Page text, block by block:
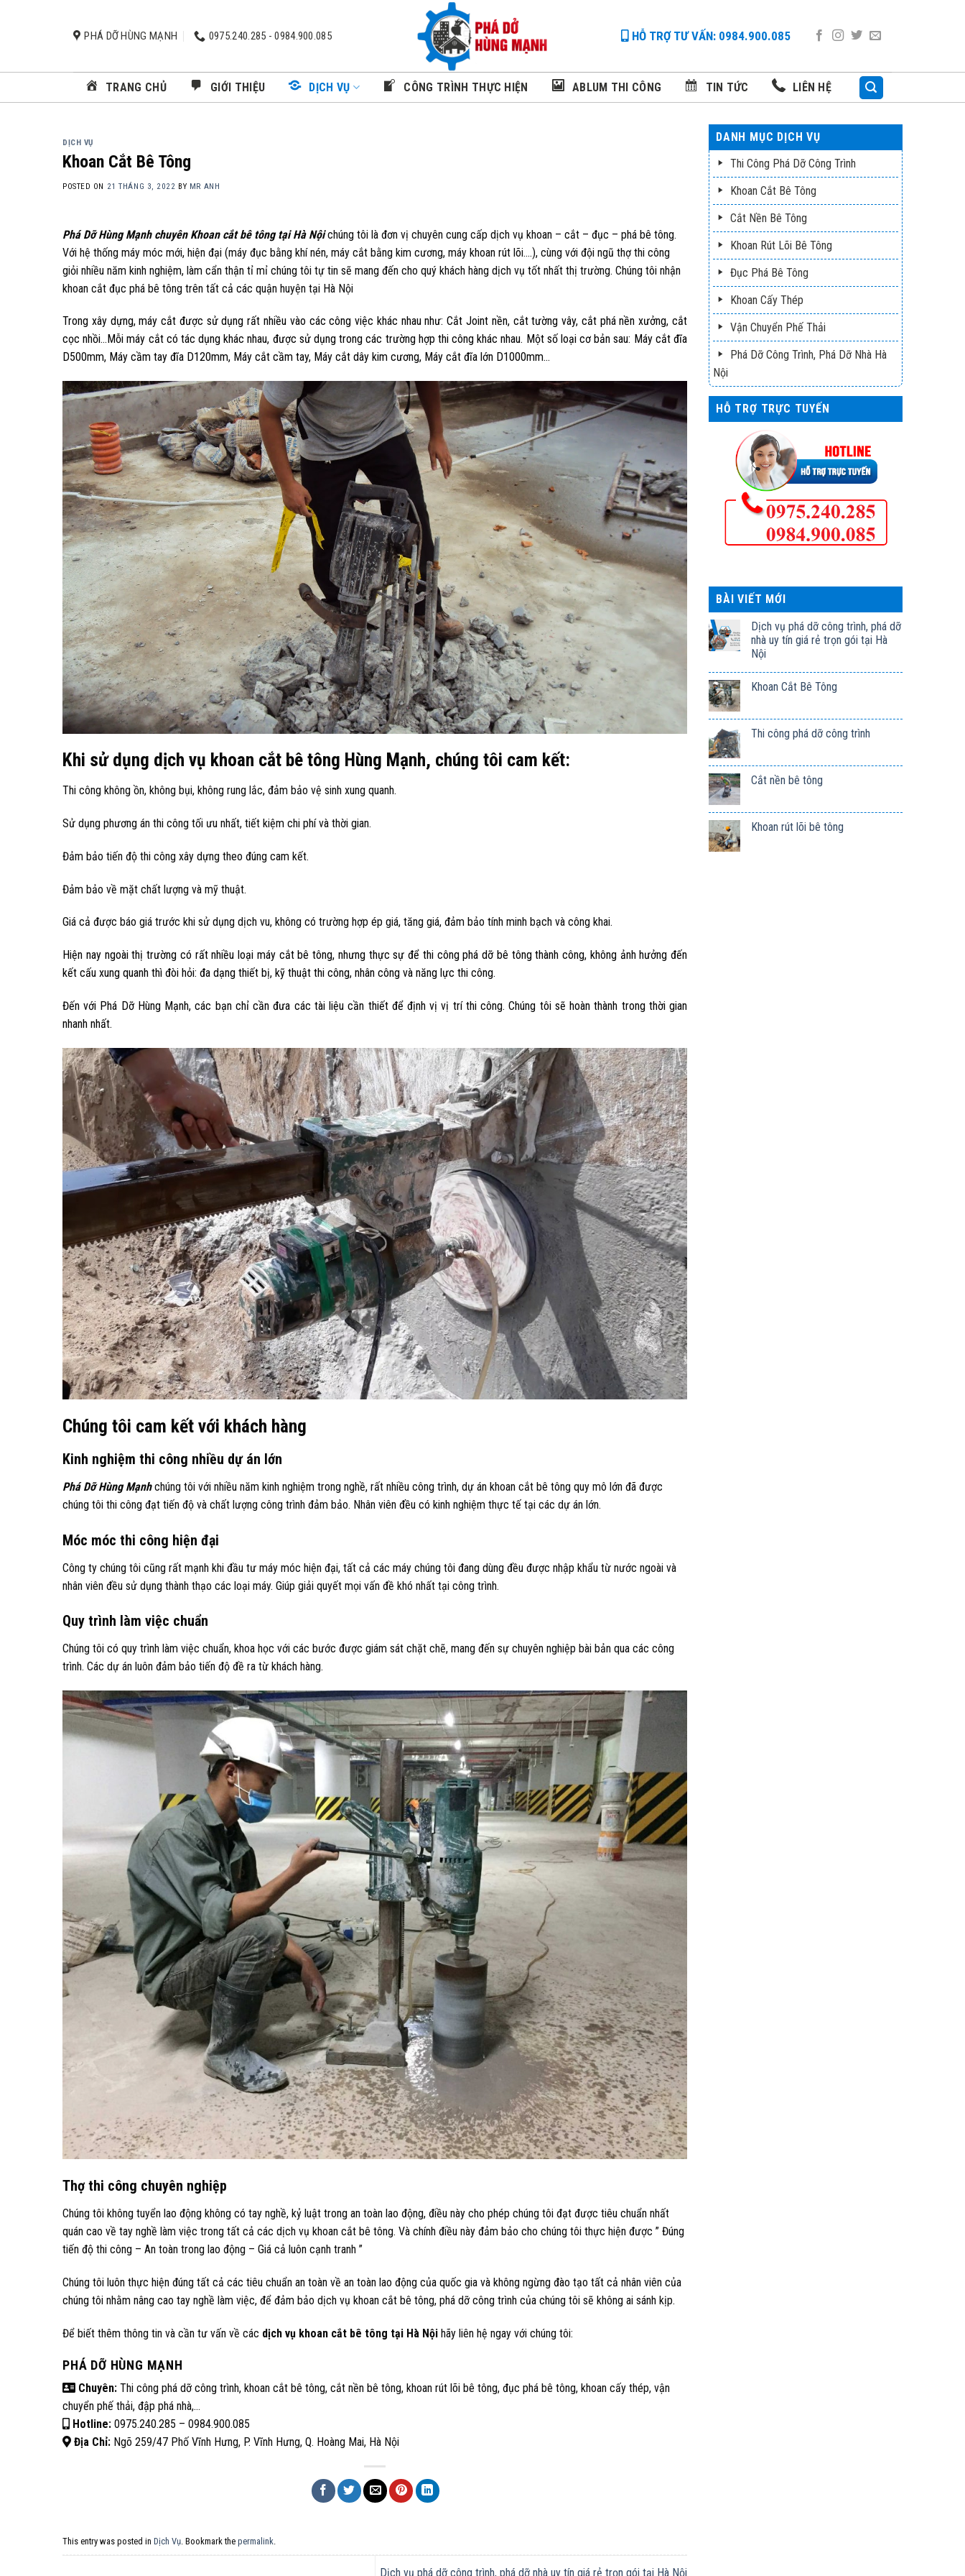
PHÁ DỠ HÙNG MẠNH 0975.240.285 - 0984.900.085 HỖ TRỢ TƯ VẤN: 0984.900.085
TRANG CHỦ GIỚI THIỆU DỊCH VỤ CÔNG TRÌNH THỰC HIỆN ABLUM THI CÔNG TIN TỨC LIÊN HỆ
DỊCH VỤ
Khoan Cắt Bê Tông
POSTED ON 21 THÁNG 3, 2022 BY MR ANH
Phá Dỡ Hùng Mạnh chuyên Khoan cắt bê tông tại Hà Nộichúng tôi là đơn vị chuyên cung cấp dịch vụ khoan – cắt – đục – phá bê tông.
Với hệ thống máy móc mới, hiện đại (máy đục bằng khí nén, máy cắt bằng kim cương, máy khoan rút lõi….), cùng với đội ngũ thợ thi công
giỏi nhiều năm kinh nghiệm, làm cẩn thận tỉ mỉ chúng tôi tự tin sẽ mang đến cho quý khách hàng dịch vụ tốt nhất thị trường. Chúng tôi nhận
khoan cắt đục phá bê tông trên tất cả các quận huyện tại Hà Nội
Trong xây dựng, máy cắt được sử dụng rất nhiều vào các công việc khác nhau như: Cắt Joint nền, cắt tường vây, cắt phá nền xưởng, cắt
cọc nhồi…Mỗi máy cắt có tác dụng khác nhau, được sử dụng trong các trường hợp thi công khác nhau. Một số loại cơ bản sau: Máy cắt đĩa
D500mm, Máy cầm tay đĩa D120mm, Máy cắt cầm tay, Máy cắt dây kim cương, Máy cắt đĩa lớn D1000mm…
Khi sử dụng dịch vụ khoan cắt bê tông Hùng Mạnh, chúng tôi cam kết:
Thi công không ồn, không bụi, không rung lắc, đảm bảo vệ sinh xung quanh.
Sử dụng phương án thi công tối ưu nhất, tiết kiệm chi phí và thời gian.
Đảm bảo tiến độ thi công xây dựng theo đúng cam kết.
Đảm bảo về mặt chất lượng và mỹ thuật.
Giá cả được báo giá trước khi sử dụng dịch vu, không có trường hợp ép giá, tăng giá, đảm bảo tính minh bạch và công khai.
Hiện nay ngoài thị trường có rất nhiều loại máy cắt bê tông, nhưng thực sự để thi công phá dỡ bê tông thành công, không ảnh hưởng đến
kết cấu xung quanh thì đòi hỏi: đa dạng thiết bị, kỹ thuật thi công, nhân công và năng lực thi công.
Đến với Phá Dỡ Hùng Mạnh, các bạn chỉ cần đưa các tài liệu cần thiết để định vị vị trí thi công. Chúng tôi sẽ hoàn thành trong thời gian
nhanh nhất.
Chúng tôi cam kết với khách hàng
Kinh nghiệm thi công nhiều dự án lớn
Phá Dỡ Hùng Mạnhchúng tôi với nhiều năm kinh nghiệm trong nghề, rất nhiều công trình, dự án khoan cắt bê tông quy mô lớn đã được
chúng tôi thi công đạt tiến độ và chất lượng công trình đảm bảo. Nhân viên đều có kinh nghiệm thực tế tại các dự án lớn.
Móc móc thi công hiện đại
Công ty chúng tôi cũng rất mạnh khi đầu tư máy móc hiện đại, tất cả các máy chúng tôi đang dùng đều được nhập khẩu từ nước ngoài và
nhân viên đều sử dụng thành thạo các loại máy. Giúp giải quyết mọi vấn đề khó nhất tại công trình.
Quy trình làm việc chuẩn
Chúng tôi có quy trình làm việc chuẩn, khoa học với các bước được giám sát chặt chẽ, mang đến sự chuyên nghiệp bài bản qua các công
trình. Các dự án luôn đảm bảo tiến độ đề ra từ khách hàng.
Thợ thi công chuyên nghiệp
Chúng tôi không tuyển lao động không có tay nghề, kỷ luật trong an toàn lao động, điều này cho phép chúng tôi đạt được tiêu chuẩn nhất
quán cao về tay nghề làm việc trong tất cả các dịch vụ khoan cắt bê tông. Và chính điều này đảm bảo cho chúng tôi thực hiện được ” Đúng
tiến độ thi công – An toàn trong lao động – Giá cả luôn cạnh tranh ”
Chúng tôi luôn thực hiện đúng tất cả các tiêu chuẩn an toàn về an toàn lao động của quốc gia và không ngừng đào tạo tất cả nhân viên của
chúng tôi nhằm nâng cao tay nghề làm việc, để đảm bảo dịch vụ khoan cắt bê tông, phá dỡ công trình của chúng tôi sẽ không ai sánh kịp.
Để biết thêm thông tin và cần tư vấn về các dịch vụ khoan cắt bê tông tại Hà Nội hãy liên hệ ngay với chúng tôi:
PHÁ DỠ HÙNG MẠNH
Chuyên: Thi công phá dỡ công trình, khoan cắt bê tông, cắt nền bê tông, khoan rút lõi bê tông, đục phá bê tông, khoan cấy thép, vận
chuyển phế thải, đập phá nhà,…
Hotline: 0975.240.285 – 0984.900.085
Địa Chỉ: Ngõ 259/47 Phố Vĩnh Hưng, P. Vĩnh Hưng, Q. Hoàng Mai, Hà Nội
This entry was posted in Dịch Vụ . Bookmark the permalink
Dịch vụ phá dỡ công trình, phá dỡ nhà uy tín giá rẻ trọn gói tại Hà Nội
DANH MỤC DỊCH VỤ
Thi Công Phá Dỡ Công Trình
Khoan Cắt Bê Tông
Cắt Nền Bê Tông
Khoan Rút Lõi Bê Tông
Đục Phá Bê Tông
Khoan Cấy Thép
Vận Chuyển Phế Thải
Phá Dỡ Công Trình, Phá Dỡ Nhà Hà
Nội
HỖ TRỢ TRỰC TUYẾN
BÀI VIẾT MỚI
Dịch vụ phá dỡ công trình, phá dỡ
nhà uy tín giá rẻ trọn gói tại Hà
Nội
Khoan Cắt Bê Tông
Thi công phá dỡ công trình
Cắt nền bê tông
Khoan rút lõi bê tông